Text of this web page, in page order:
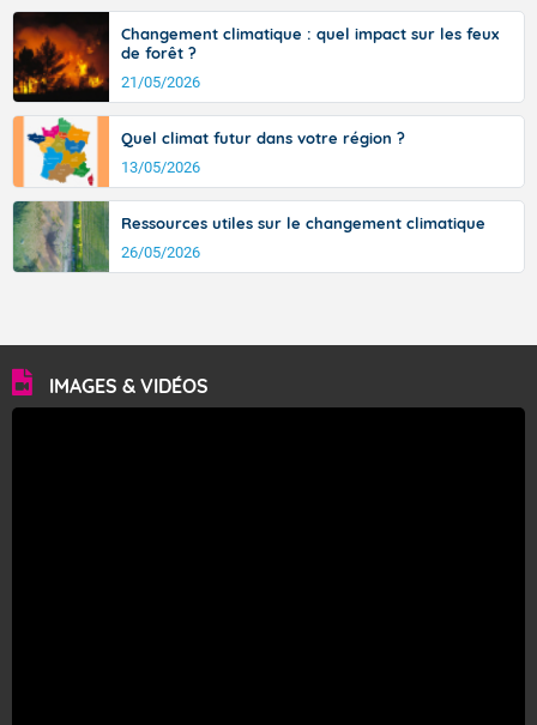
Changement climatique : quel impact sur les feux
de forêt ?
21/05/2026
Quel climat futur dans votre région ?
13/05/2026
Ressources utiles sur le changement climatique
26/05/2026
IMAGES & VIDÉOS